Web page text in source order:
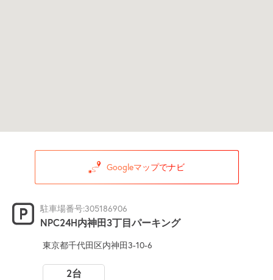
Googleマップでナビ
駐車場番号:305186906
NPC24H内神田3丁目パーキング
東京都千代田区内神田3-10-6
2台